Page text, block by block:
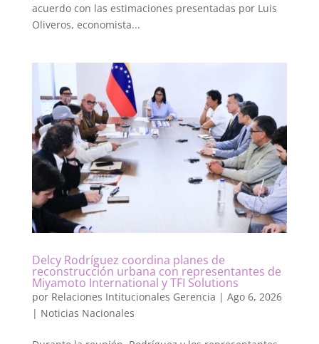
acuerdo con las estimaciones presentadas por Luis
Oliveros, economista...
Delcy Rodríguez coordina planes de
reconstrucción urbana con representantes de
Miyamoto International y TFI Solutions
por Relaciones Intitucionales Gerencia | Ago 6, 2026
| Noticias Nacionales